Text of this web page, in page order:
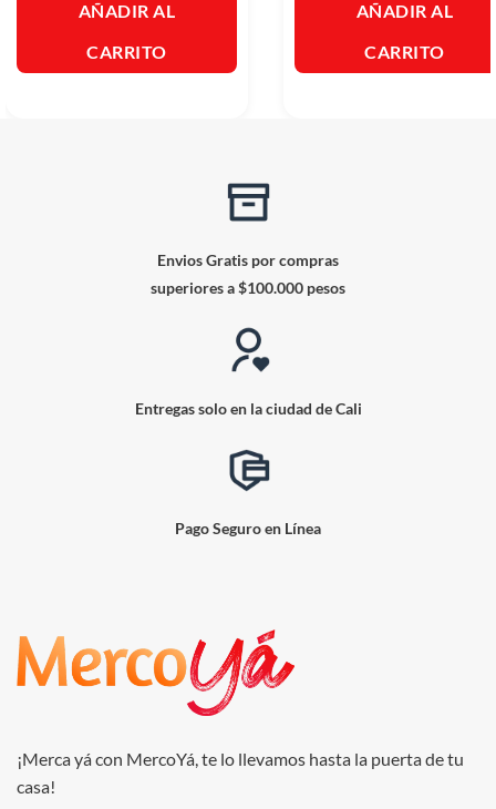
AÑADIR AL
CARRITO
AÑADIR AL
CARRITO
Envios Gratis por compras
superiores a $100.000 pesos
Entregas solo en la ciudad de Cali
Pago Seguro en Línea
¡Merca yá con MercoYá, te lo llevamos hasta la puerta de tu
casa!